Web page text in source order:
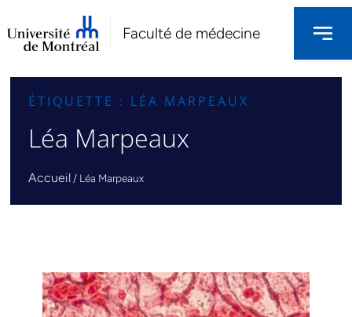
Faculté de médecine
ÉTIQUETTE : LÉA MARPEAUX
Léa Marpeaux
Accueil / Léa Marpeaux